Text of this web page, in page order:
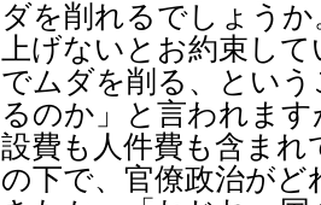
ダを削れるでしょう
上げないとお約束し
でムダを削る、とい
るのか」と言われま
設費も人件費も含ま
の下で、官僚政治が